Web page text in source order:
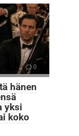
0
hänen
yksi
koko